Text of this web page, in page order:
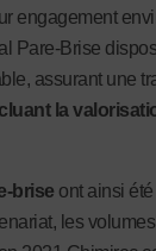
engagement
Pare-Brise
assurant une
la
brise ont ainsi
les